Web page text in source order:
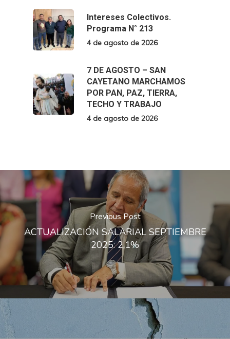
Intereses Colectivos.
Programa N° 213
4 de agosto de 2026
7 DE AGOSTO – SAN
CAYETANO MARCHAMOS
POR PAN, PAZ, TIERRA,
TECHO Y TRABAJO
4 de agosto de 2026
Previous Post
ACTUALIZACIÓN SALARIAL SEPTIEMBRE
2025: 2,1%